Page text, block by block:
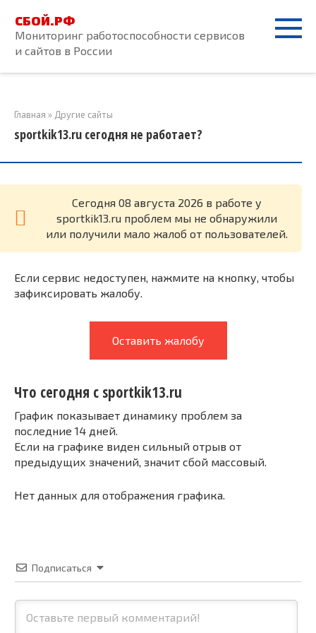
контенту
СБОЙ.РФ
Мониторинг работоспособности сервисов
и сайтов в России
Главная » Другие сайты
sportkik13.ru сегодня не работает?
Cегодня 08 августа 2026 в работе у
sportkik13.ru проблем мы не обнаружили
или получили мало жалоб от пользователей.
Если сервис недоступен, нажмите на кнопку, чтобы
зафиксировать жалобу.
Оставить жалобу
Что сегодня с sportkik13.ru
График показывает динамику проблем за
последние 14 дней.
Если на графике виден сильный отрыв от
предыдущих значений, значит сбой массовый.
Нет данных для отображения графика.
Подписаться